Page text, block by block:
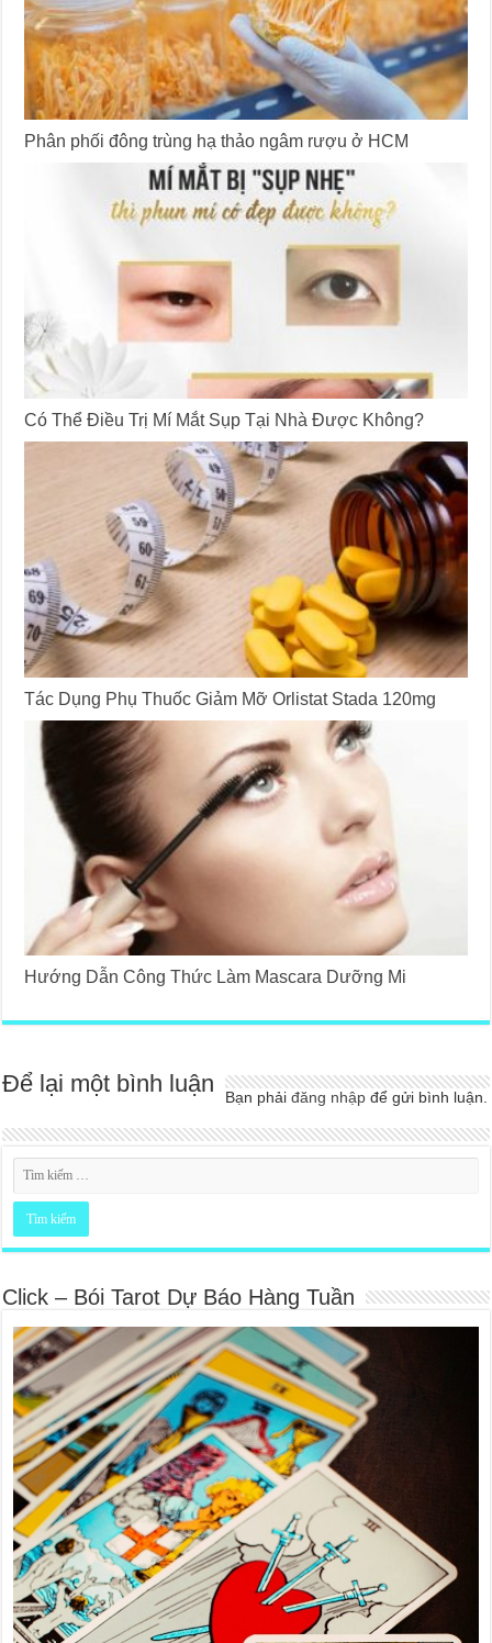
Phân phối đông trùng hạ thảo ngâm rượu ở HCM
Có Thể Điều Trị Mí Mắt Sụp Tại Nhà Được Không?
Tác Dụng Phụ Thuốc Giảm Mỡ Orlistat Stada 120mg
Hướng Dẫn Công Thức Làm Mascara Dưỡng Mi
Để lại một bình luận Bạn phảiđăng nhập để gửi bình luận.
Click – Bói Tarot Dự Báo Hàng Tuần